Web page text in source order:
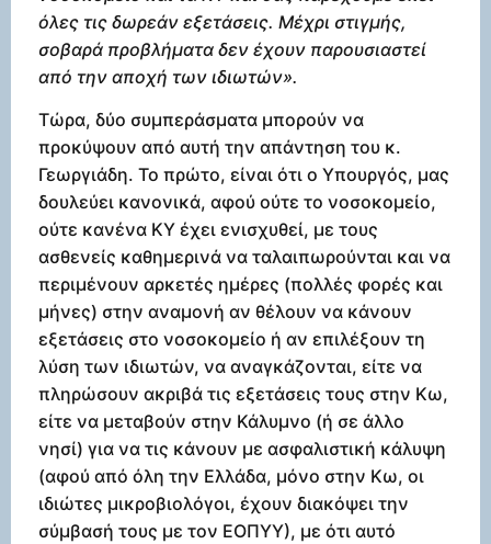
όλες τις δωρεάν εξετάσεις. Μέχρι στιγμής,
σοβαρά προβλήματα δεν έχουν παρουσιαστεί
από την αποχή των ιδιωτών».
Τώρα, δύο συμπεράσματα μπορούν να
προκύψουν από αυτή την απάντηση του κ.
Γεωργιάδη. Το πρώτο, είναι ότι ο Υπουργός, μας
δουλεύει κανονικά, αφού ούτε το νοσοκομείο,
ούτε κανένα ΚΥ έχει ενισχυθεί, με τους
ασθενείς καθημερινά να ταλαιπωρούνται και να
περιμένουν αρκετές ημέρες (πολλές φορές και
μήνες) στην αναμονή αν θέλουν να κάνουν
εξετάσεις στο νοσοκομείο ή αν επιλέξουν τη
λύση των ιδιωτών, να αναγκάζονται, είτε να
πληρώσουν ακριβά τις εξετάσεις τους στην Κω,
είτε να μεταβούν στην Κάλυμνο (ή σε άλλο
νησί) για να τις κάνουν με ασφαλιστική κάλυψη
(αφού από όλη την Ελλάδα, μόνο στην Κω, οι
ιδιώτες μικροβιολόγοι, έχουν διακόψει την
σύμβασή τους με τον ΕΟΠΥΥ), με ότι αυτό